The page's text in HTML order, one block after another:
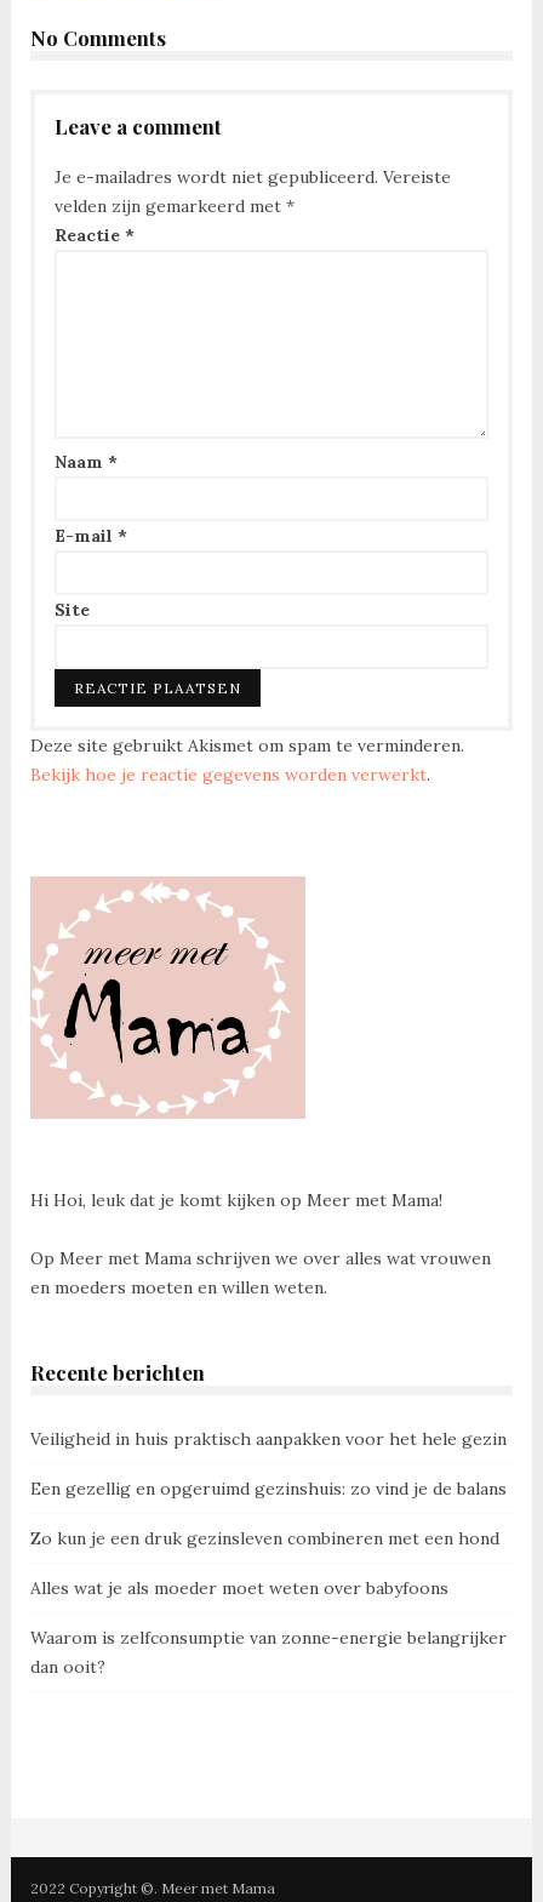
No Comments
Leave a comment
Je e-mailadres wordt niet gepubliceerd. Vereiste
velden zijn gemarkeerd met *
Reactie *
Naam *
E-mail *
Site
Deze site gebruikt Akismet om spam te verminderen.
Bekijk hoe je reactie gegevens worden verwerkt.
Hi Hoi, leuk dat je komt kijken op Meer met Mama!
Op Meer met Mama schrijven we over alles wat vrouwen
en moeders moeten en willen weten.
Recente berichten
Veiligheid in huis praktisch aanpakken voor het hele gezin
Een gezellig en opgeruimd gezinshuis: zo vind je de balans
Zo kun je een druk gezinsleven combineren met een hond
Alles wat je als moeder moet weten over babyfoons
Waarom is zelfconsumptie van zonne-energie belangrijker
dan ooit?
2022 Copyright ©. Meer met Mama